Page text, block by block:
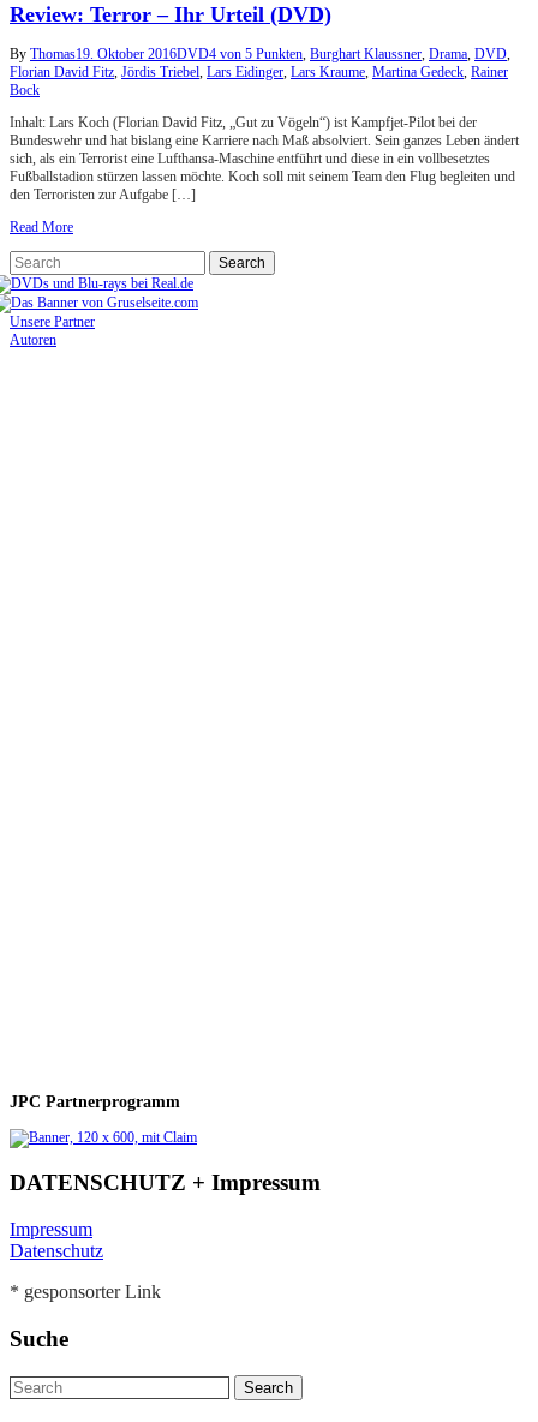
Review: Terror – Ihr Urteil (DVD)
By Thomas19. Oktober 2016DVD4 von 5 Punkten Burghart Klaussner Drama DVD
Florian David Fitz Jördis Triebel Lars Eidinger Lars Kraume Martina Gedeck Rainer
Bock
Inhalt: Lars Koch (Florian David Fitz, „Gut zu Vögeln“) ist Kampfjet-Pilot bei der
Bundeswehr und hat bislang eine Karriere nach Maß absolviert. Sein ganzes Leben ändert
sich, als ein Terrorist eine Lufthansa-Maschine entführt und diese in ein vollbesetztes
Fußballstadion stürzen lassen möchte. Koch soll mit seinem Team den Flug begleiten und
den Terroristen zur Aufgabe […]
Read More
Unsere Partner
Autoren
JPC Partnerprogramm
DATENSCHUTZ + Impressum
Impressum
Datenschutz
* gesponsorter Link
Suche